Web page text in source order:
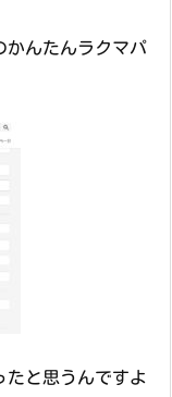
かんたんラクマパ
たと思うんですよ